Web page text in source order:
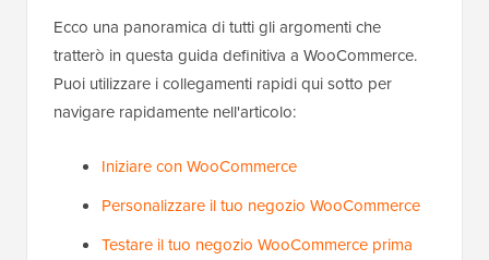
Ecco una panoramica di tutti gli argomenti che
tratterò in questa guida definitiva a WooCommerce.
Puoi utilizzare i collegamenti rapidi qui sotto per
navigare rapidamente nell'articolo:
Iniziare con WooCommerce
Personalizzare il tuo negozio WooCommerce
Testare il tuo negozio WooCommerce prima